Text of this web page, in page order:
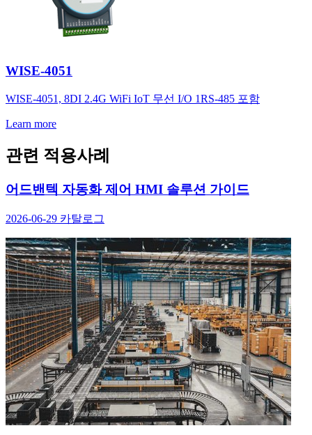
WISE-4051
WISE-4051, 8DI 2.4G WiFi IoT 무선 I/O 1RS-485 포함
Learn more
관련 적용사례
어드밴텍 자동화 제어 HMI 솔루션 가이드
2026-06-29 카탈로그